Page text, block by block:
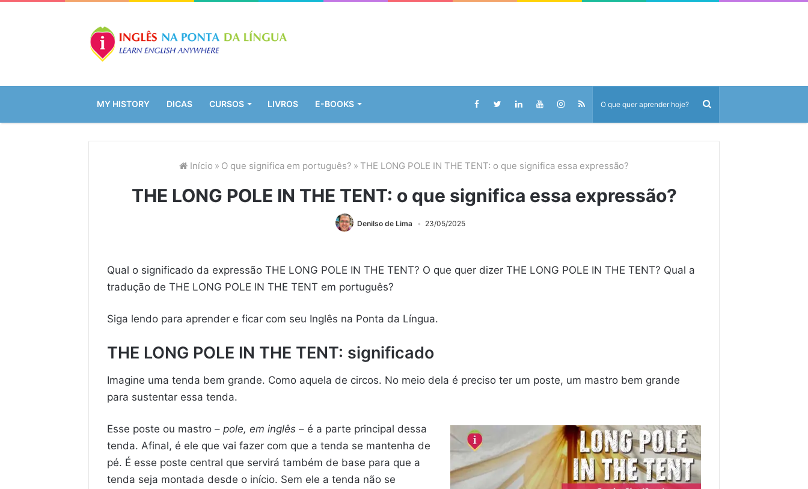
MY HISTORY DICAS CURSOS LIVROS E-BOOKS
Início » O que significa em português? » THE LONG POLE IN THE TENT: o que significa essa expressão?
THE LONG POLE IN THE TENT: o que significa essa expressão?
Denilso de Lima 23/05/2025
Qual o significado da expressão THE LONG POLE IN THE TENT? O que quer dizer THE LONG POLE IN THE TENT? Qual a
tradução de THE LONG POLE IN THE TENT em português?
Siga lendo para aprender e ficar com seu Inglês na Ponta da Língua.
THE LONG POLE IN THE TENT: significado
Imagine uma tenda bem grande. Como aquela de circos. No meio dela é preciso ter um poste, um mastro bem grande
para sustentar essa tenda.
Esse poste ou mastro – pole, em inglês – é a parte principal dessa
tenda. Afinal, é ele que vai fazer com que a tenda se mantenha de
pé. É esse poste central que servirá também de base para que a
tenda seja montada desde o início. Sem ele a tenda não se